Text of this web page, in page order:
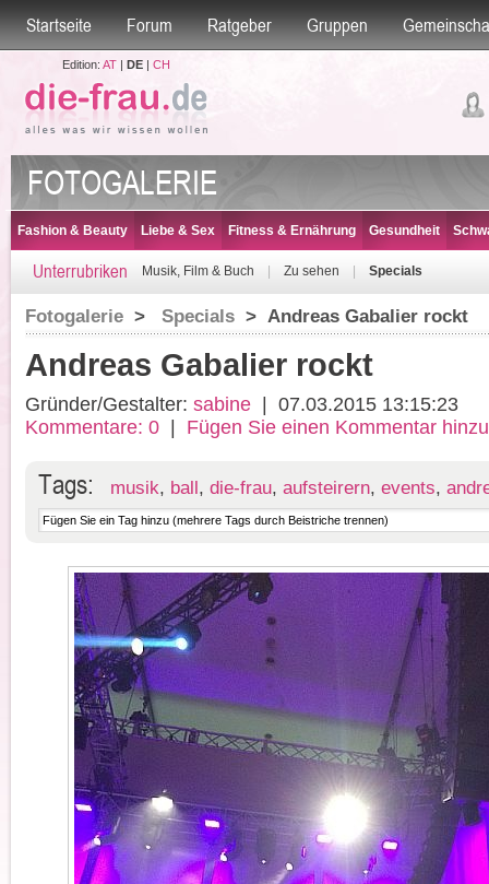
Startseite Forum Ratgeber Gruppen
Edition: AT| DE| CH
FOTOGALERIE
Fashion & Beauty Liebe & Sex Fitness & Ernährung Gesundheit
Unterrubriken Musik, Film & Buch Zu sehen Specials
Fotogalerie> Specials> Andreas Gabalier rockt
Andreas Gabalier rockt
Gründer/Gestalter: sabine| 07.03.2015 13:15:23
Kommentare: 0| Fügen Sie einen Kommentar hinzu
Tags: musik, ball, die-frau, aufsteirern, events,